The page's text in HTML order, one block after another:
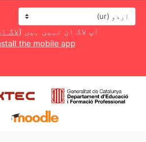
زبان
آپ لاگ ان نہیں ہیں ( لاگ
Install the mobile app